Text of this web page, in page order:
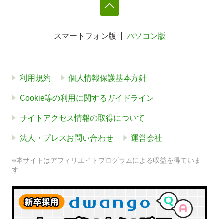
スマートフォン版 パソコン版
利用規約 個人情報保護基本方針
Cookie等の利用に関するガイドライン
サイトアクセス情報の取得について
法人・プレスお問い合わせ 運営会社
※本サイトはアフィリエイトプログラムによる収益を得ていま
す